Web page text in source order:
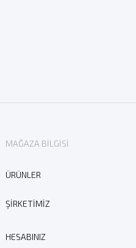
MAĞAZA BILGISI
ÜRÜNLER
ŞIRKETIMIZ
HESABINIZ